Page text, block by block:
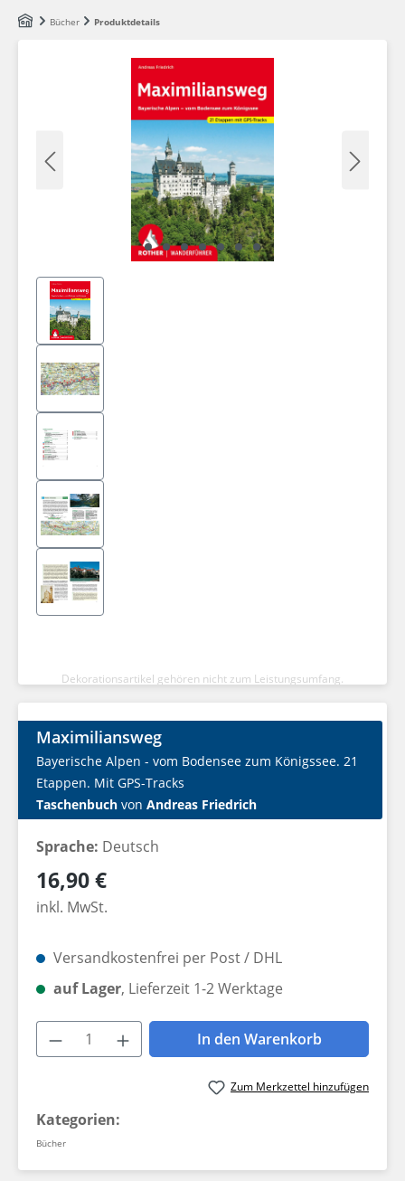
Zum Hauptinhalt springen
Bücher Produktdetails
Dekorationsartikel gehören nicht zum Leistungsumfang.
Maximiliansweg
Bayerische Alpen - vom Bodensee zum Königssee. 21
Etappen. Mit GPS-Tracks
Taschenbuch von Andreas Friedrich
Sprache: Deutsch
Regulärer Preis:
16,90 €
inkl. MwSt.
Versandkostenfrei per Post / DHL
auf Lager, Lieferzeit 1-2 Werktage
Produkt Anzahl: Gib den
In den Warenkorb
Zum Merkzettel hinzufügen
Kategorien:
Bücher